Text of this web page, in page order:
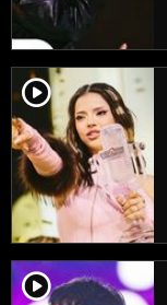
player2
player2